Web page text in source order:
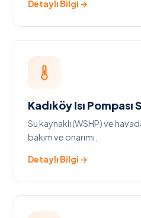
Detaylı Bilgi →
Kadıköy Isı Pompası
Su kaynaklı (WSHP) ve
bakım ve onarımı.
Detaylı Bilgi →